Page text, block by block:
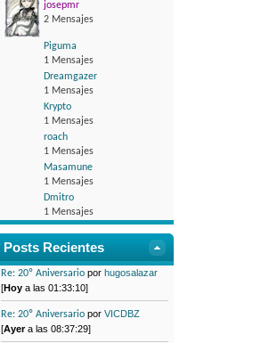
josepmr
2 Mensajes
Piguma
1 Mensajes
Dreamgazer
1 Mensajes
Krypto
1 Mensajes
roach
1 Mensajes
Masamune
1 Mensajes
Dmitro
1 Mensajes
Posts Recientes
Re: 20º Aniversario porhugosalazar
[Hoy a las 01:33:10]
Re: 20º Aniversario porVICDBZ
[Ayera las 08:37:29]